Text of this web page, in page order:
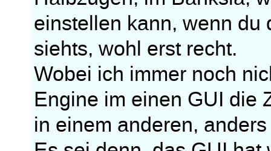
einstellen kann, wenn du
siehts, wohl erst recht.
Wobei ich immer noch
Engine im einen GUI die
in einem anderen,